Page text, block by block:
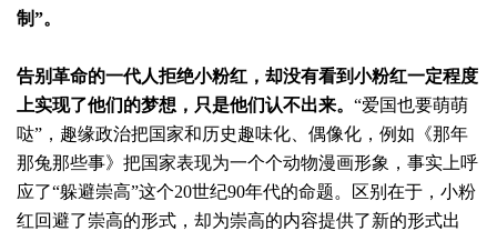
制”。
告别革命的一代人拒绝小粉红，却没有看到小粉红一定程度
上实现了他们的梦想，只是他们认不出来。 “爱国也要萌萌
哒”，趣缘政治把国家和历史趣味化、偶像化，例如《那年
那兔那些事》把国家表现为一个个动物漫画形象，事实上呼
应了“躲避崇高”这个20世纪90年代的命题。区别在于，小粉
红回避了崇高的形式，却为崇高的内容提供了新的形式出